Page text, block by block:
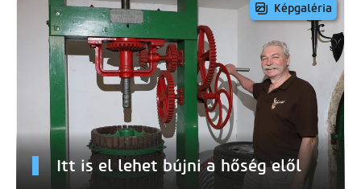
Képgaléria
Itt is el lehet bújni a hőség elől